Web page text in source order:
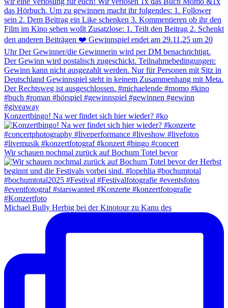
Konzertbingo! Na wer findet sich hier wieder? #ko
Wir schauen nochmal zurück auf Bochum Totel bevor
Michael Bully Herbig bei der Kinotour zu Kanu des